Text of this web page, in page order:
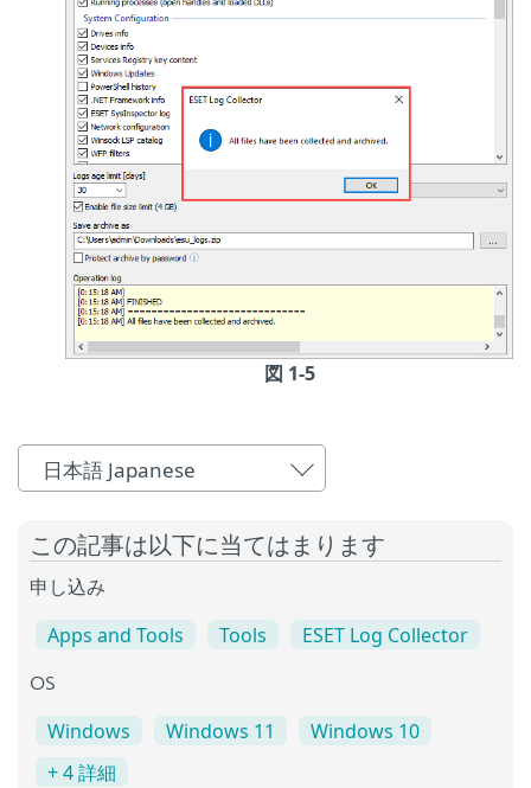
図 1-5
日本語 Japanese
この記事は以下に当てはまります
申し込み
Apps and Tools Tools ESET Log Collector
OS
Windows Windows 11
Windows 10
+ 4 詳細